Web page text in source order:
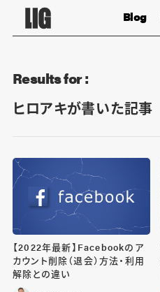
Blog
Results for :
ヒロアキが書いた記事
【2022年最新】Facebookのア
カウント削除（退会）方法・利用
解除との違い